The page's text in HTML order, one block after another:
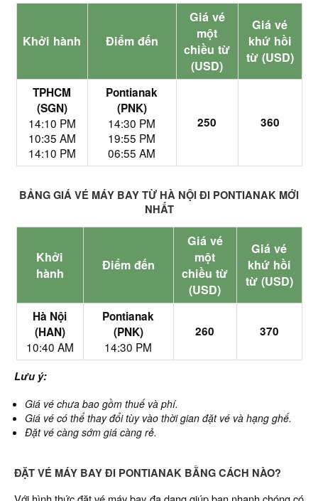
Khởi hành Điểm đến
Giá vé
một
chiều từ
(USD)
Giá vé
khứ hồi
từ (USD)
TPHCM
(SGN)
14:10 PM
10:35 AM
14:10 PM
Pontianak
(PNK)
14:30 PM
19:55 PM
06:55 AM
250 360
BẢNG GIÁ VÉ MÁY BAY TỪ HÀ NỘI ĐI PONTIANAK MỚI
NHẤT
Khởi
hành
Điểm đến
Giá vé
một
chiều từ
(USD)
Giá vé
khứ hồi
từ (USD)
Hà Nội
(HAN)
10:40 AM
Pontianak
(PNK)
14:30 PM
260 370
Lưu ý:
Giá vé chưa bao gồm thuế và phí.
Giá vé có thể thay đổi tùy vào thời gian đặt vé và hạng ghế.
Đặt vé càng sớm giá càng rẻ.
ĐẶT VÉ MÁY BAY ĐI PONTIANAK BẰNG CÁCH NÀO?